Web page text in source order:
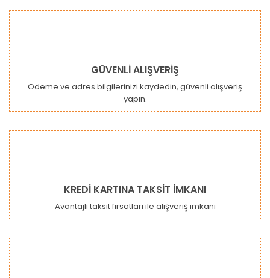
Gönder
GÜVENLİ ALIŞVERİŞ
Ödeme ve adres bilgilerinizi kaydedin, güvenli alışveriş
yapın.
KREDİ KARTINA TAKSİT İMKANI
Avantajlı taksit fırsatları ile alışveriş imkanı